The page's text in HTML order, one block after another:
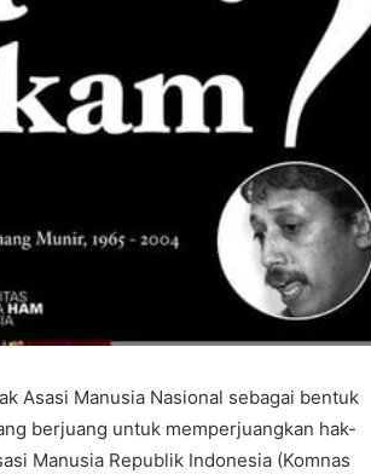
Asasi Manusia Nasional sebagai bentuk
berjuang untuk memperjuangkan hak-
Manusia Republik Indonesia (Komnas